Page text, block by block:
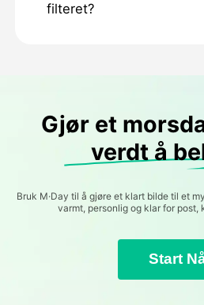
filteret?
Gjør et
verdt å
Bruk M·Day til å gjøre et klart bilde til et
varmt, personlig og klar for post,
Start